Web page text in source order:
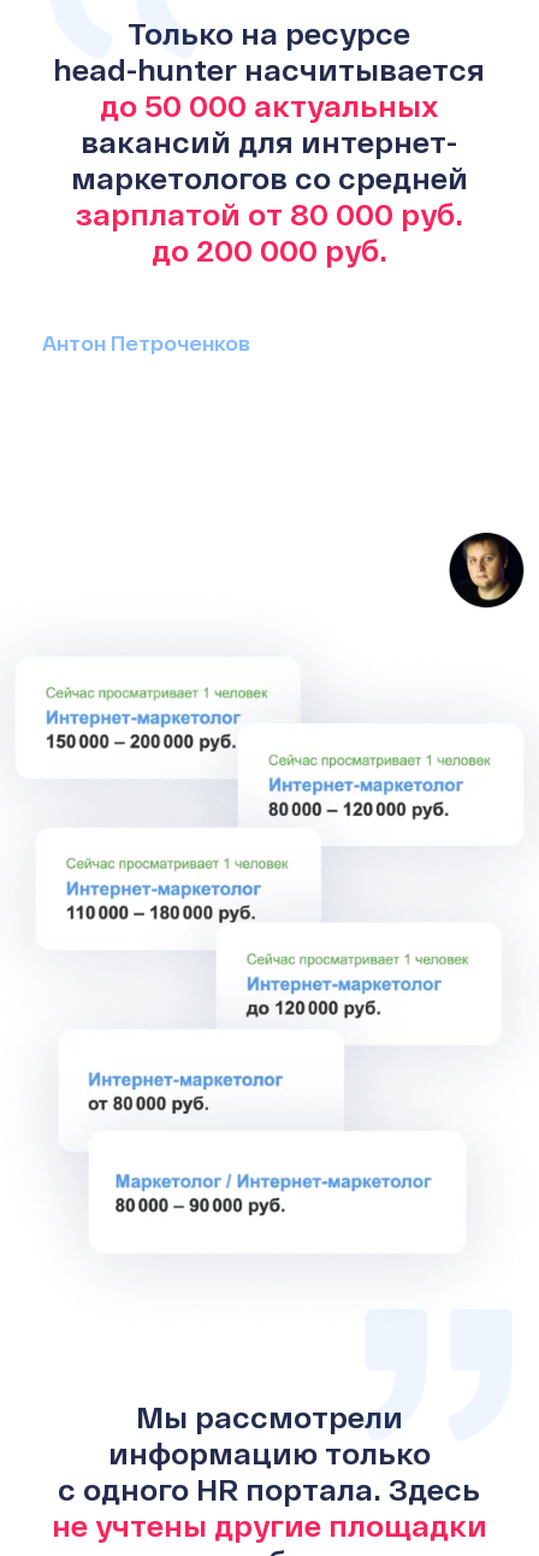
Только на ресурсе
head-hunter насчитывается
до 50 000 актуальных
вакансий для интернет-
маркетологов со средней
зарплатой от 80 000 руб.
до 200 000 руб.
Антон Петроченков
Мы рассмотрели
информацию только
с одного HR портала. Здесь
не учтены другие площадки